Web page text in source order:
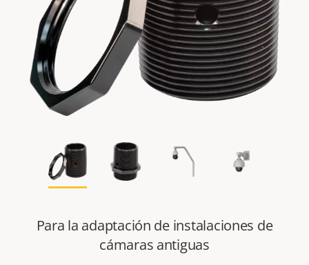
Para la adaptación de instalaciones de
cámaras antiguas